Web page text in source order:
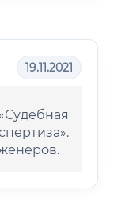
19.11.2021